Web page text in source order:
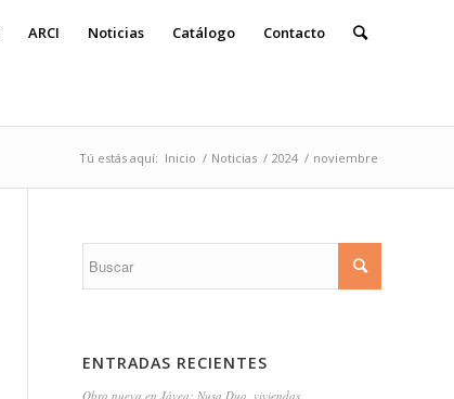
ARCI Noticias Catálogo Contacto
Tú estás aquí: Inicio / Noticias / 2024 / noviembre
ENTRADAS RECIENTES
Obra nueva en Jávea: Nusa Dua, viviendas